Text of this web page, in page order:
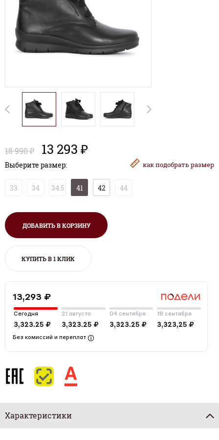
18 990 ₽ 13 293 ₽
Выберите размер: какподобрать размер
33 34 34.5 41 42 44
ДОБАВИТЬ В КОРЗИНУ
КУПИТЬ В 1 КЛИК
13,293 ₽
Сегодня
3,323.25 ₽
21 августа
3,323.25 ₽
04 сентября
3,323.25 ₽
18 сентября
3,323,25 ₽
Без комиссий и переплат
Характеристики